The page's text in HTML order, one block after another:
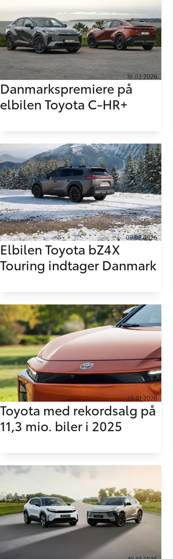
16.03.2026
Danmarkspremiere på
elbilen Toyota C-HR+
09.02.2026
Elbilen Toyota bZ4X
Touring indtager Danmark
29.01.2026
Toyota med rekordsalg på
11,3 mio. biler i 2025